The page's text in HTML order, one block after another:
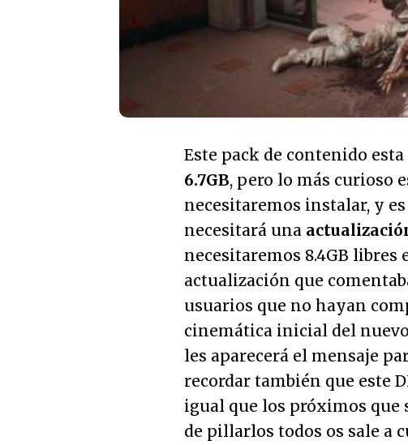
Este pack de contenido esta
6.7GB, pero lo más curioso
necesitaremos instalar, y
necesitará una
necesitaremos 8.4GB libres
actualización que
usuarios que no hayan
cinemática inicial del
les aparecerá el mensaje
recordar también que este
igual que los próximos
de pillarlos todos os sale a